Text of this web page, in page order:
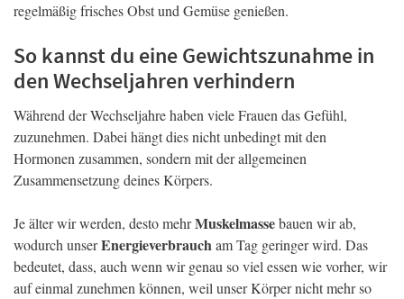
regelmäßig frisches Obst und Gemüse genießen.
So kannst du eine Gewichtszunahme in
den Wechseljahren verhindern
Während der Wechseljahre haben viele Frauen das Gefühl,
zuzunehmen. Dabei hängt dies nicht unbedingt mit den
Hormonen zusammen, sondern mit der allgemeinen
Zusammensetzung deines Körpers.
Je älter wir werden, desto mehrMuskelmassebauen wir ab,
wodurch unserEnergieverbraucham Tag geringer wird. Das
bedeutet, dass, auch wenn wir genau so viel essen wie vorher, wir
auf einmal zunehmen können, weil unser Körper nicht mehr so